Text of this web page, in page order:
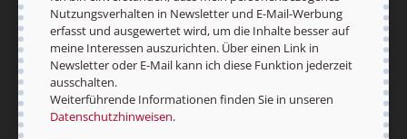
Nutzungsverhalten in Newsletter und E-Mail-Werbung
erfasst und ausgewertet wird, um die Inhalte besser auf
meine Interessen auszurichten. Über einen Link in
Newsletter oder E-Mail kann ich diese Funktion jederzeit
ausschalten.
Weiterführende Informationen finden Sie in unseren
Datenschutzhinweisen.